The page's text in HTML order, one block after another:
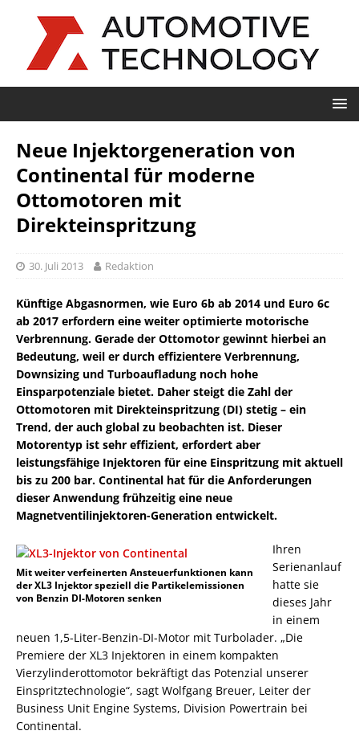
Neue Injektorgeneration von
Continental für moderne
Ottomotoren mit
Direkteinspritzung
30. Juli 2013 Redaktion
Künftige Abgasnormen, wie Euro 6b ab 2014 und Euro 6c
ab 2017 erfordern eine weiter optimierte motorische
Verbrennung. Gerade der Ottomotor gewinnt hierbei an
Bedeutung, weil er durch effizientere Verbrennung,
Downsizing und Turboaufladung noch hohe
Einsparpotenziale bietet. Daher steigt die Zahl der
Ottomotoren mit Direkteinspritzung (DI) stetig – ein
Trend, der auch global zu beobachten ist. Dieser
Motorentyp ist sehr effizient, erfordert aber
leistungsfähige Injektoren für eine Einspritzung mit aktuell
bis zu 200 bar. Continental hat für die Anforderungen
dieser Anwendung frühzeitig eine neue
Magnetventilinjektoren-Generation entwickelt.
Mit weiter verfeinerten Ansteuerfunktionen kann
der XL3 Injektor speziell die Partikelemissionen
von Benzin DI-Motoren senken
Ihren
Serienanlauf
hatte sie
dieses Jahr
in einem
neuen 1,5-Liter-Benzin-DI-Motor mit Turbolader. „Die
Premiere der XL3 Injektoren in einem kompakten
Vierzylinderottomotor bekräftigt das Potenzial unserer
Einspritztechnologie“, sagt Wolfgang Breuer, Leiter der
Business Unit Engine Systems, Division Powertrain bei
Continental.